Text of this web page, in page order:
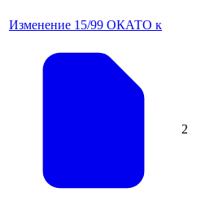
Изменение 15/99 ОКАТО к
2